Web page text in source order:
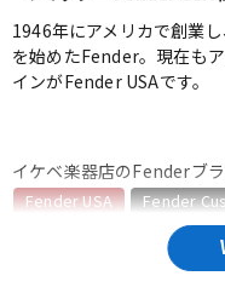
エレキギター
1946年にアメリカで創業
を始めたFender。現在も
インがFender USAです。
イケベ楽器店のFenderブ
Fender USA Fender
Fender Made in Japan